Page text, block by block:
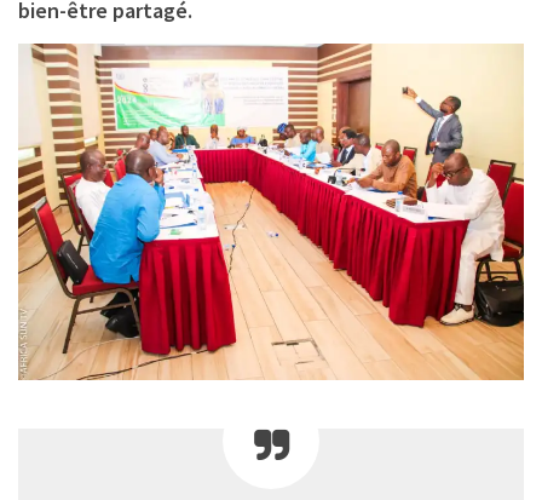
bien-être partagé.